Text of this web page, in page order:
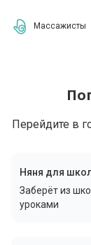
Массажисты
Перейдите в
Няня для
Заберёт из
уроками